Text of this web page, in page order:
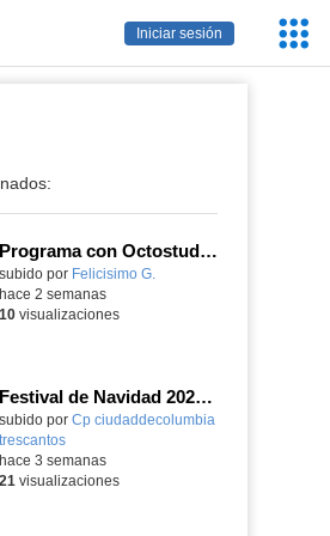
Iniciar sesión
Programa con Octostudio, un juego de 4 personajes ganando la copa del mundo saltando y esquivando rivales.
Contenido educativo.
subido por Felicisimo G.
hace 2 semanas
10visualizaciones
Festival de Navidad 2025-26 - Infantil 5 años
subido por Cp ciudaddecolumbia
trescantos-
hace 3 semanas
21 visualizaciones